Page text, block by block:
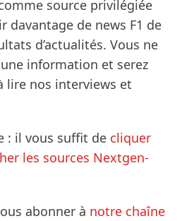
source privilégiée
davantage de news F1 de
d’actualités. Vous ne
information et serez
lire nos interviews et
: il vous suffit de cliquer
les sources Nextgen-
abonner à notre chaîne